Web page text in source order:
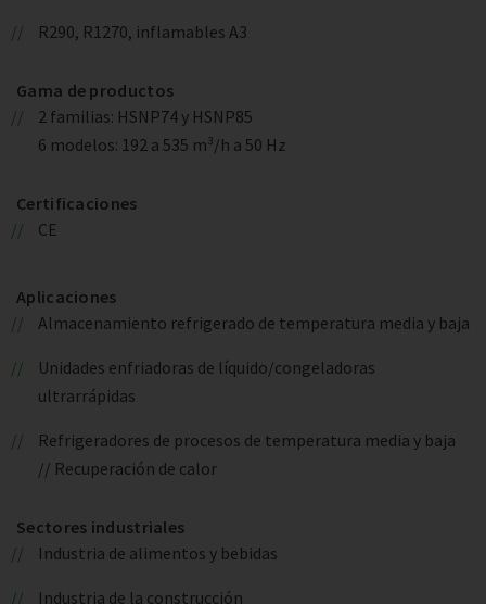
R290, R1270, inflamables A3
Gama de productos
2 familias: HSNP74 y HSNP85
6 modelos: 192 a 535 m³/h a 50 Hz
Certificaciones
CE
Aplicaciones
Almacenamiento refrigerado de temperatura media y baja
Unidades enfriadoras de líquido/congeladoras
ultrarrápidas
Refrigeradores de procesos de temperatura media y baja
// Recuperación de calor
Sectores industriales
Industria de alimentos y bebidas
Industria de la construcción